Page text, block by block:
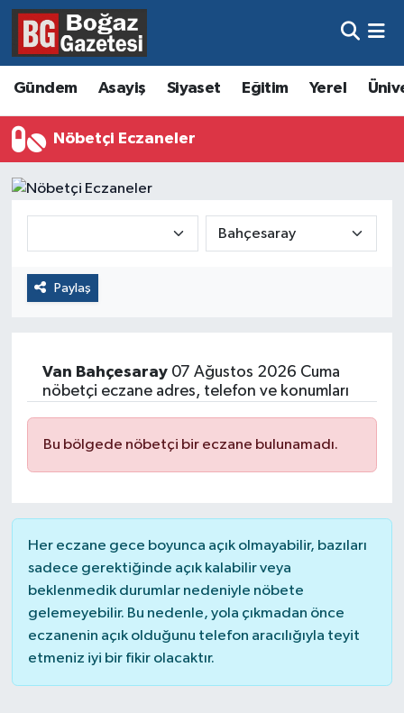
Gündem Asayiş Siyaset Eğitim Yerel
Nöbetçi Eczaneler
Paylaş
Van Bahçesaray07 Ağustos 2026 Cuma
nöbetçi eczane adres, telefon ve konumları
Bu bölgede nöbetçi bir eczane bulunamadı.
Her eczane gece boyunca açık olmayabilir, bazıları
sadece gerektiğinde açık kalabilir veya
beklenmedik durumlar nedeniyle nöbete
gelemeyebilir. Bu nedenle, yola çıkmadan önce
eczanenin açık olduğunu telefon aracılığıyla teyit
etmeniz iyi bir fikir olacaktır.
Asayiş
Eğitim
Ekonomi
Kültür ve Sanat
Magazin
Sağlık
Hava Durumu
Trafik Durumu
Süper Lig Puan Durumu ve Fikstür
Son Dakika Haberleri
Haber Arşivi